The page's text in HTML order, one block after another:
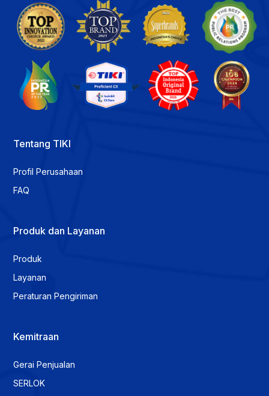
Tentang TIKI
Profil Perusahaan
FAQ
Produk dan Layanan
Produk
Layanan
Peraturan Pengiriman
Kemitraan
Gerai Penjualan
SERLOK